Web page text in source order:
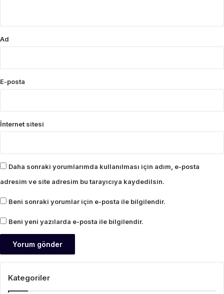
Ad
E-posta
İnternet sitesi
Daha sonraki yorumlarımda kullanılması için adım, e-posta
adresim ve site adresim bu tarayıcıya kaydedilsin.
Beni sonraki yorumlar için e-posta ile bilgilendir.
Beni yeni yazılarda e-posta ile bilgilendir.
Kategoriler